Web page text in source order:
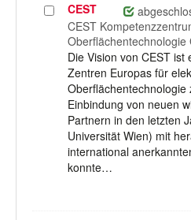
Projekt
auswählen
CEST
CEST
Oberflächentechnologie
Die Vision von CEST ist
Zentren Europas für
Einbindung von neuen
Partnern in den letzten
Universität Wien) mit
international
konnte…